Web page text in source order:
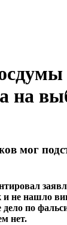
на
мог
не нашло
дело по
нет.